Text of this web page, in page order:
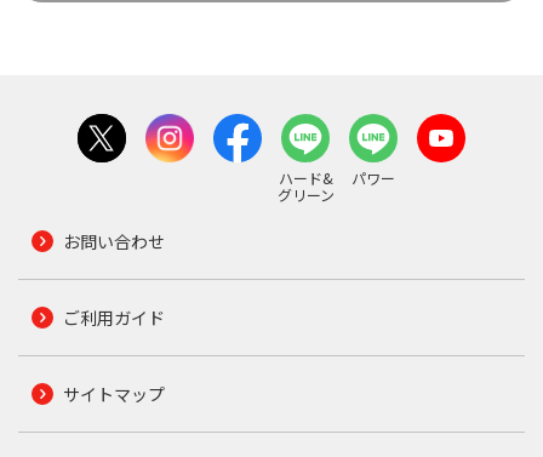
ハード&
グリーン
パワー
お問い合わせ
ご利用ガイド
サイトマップ